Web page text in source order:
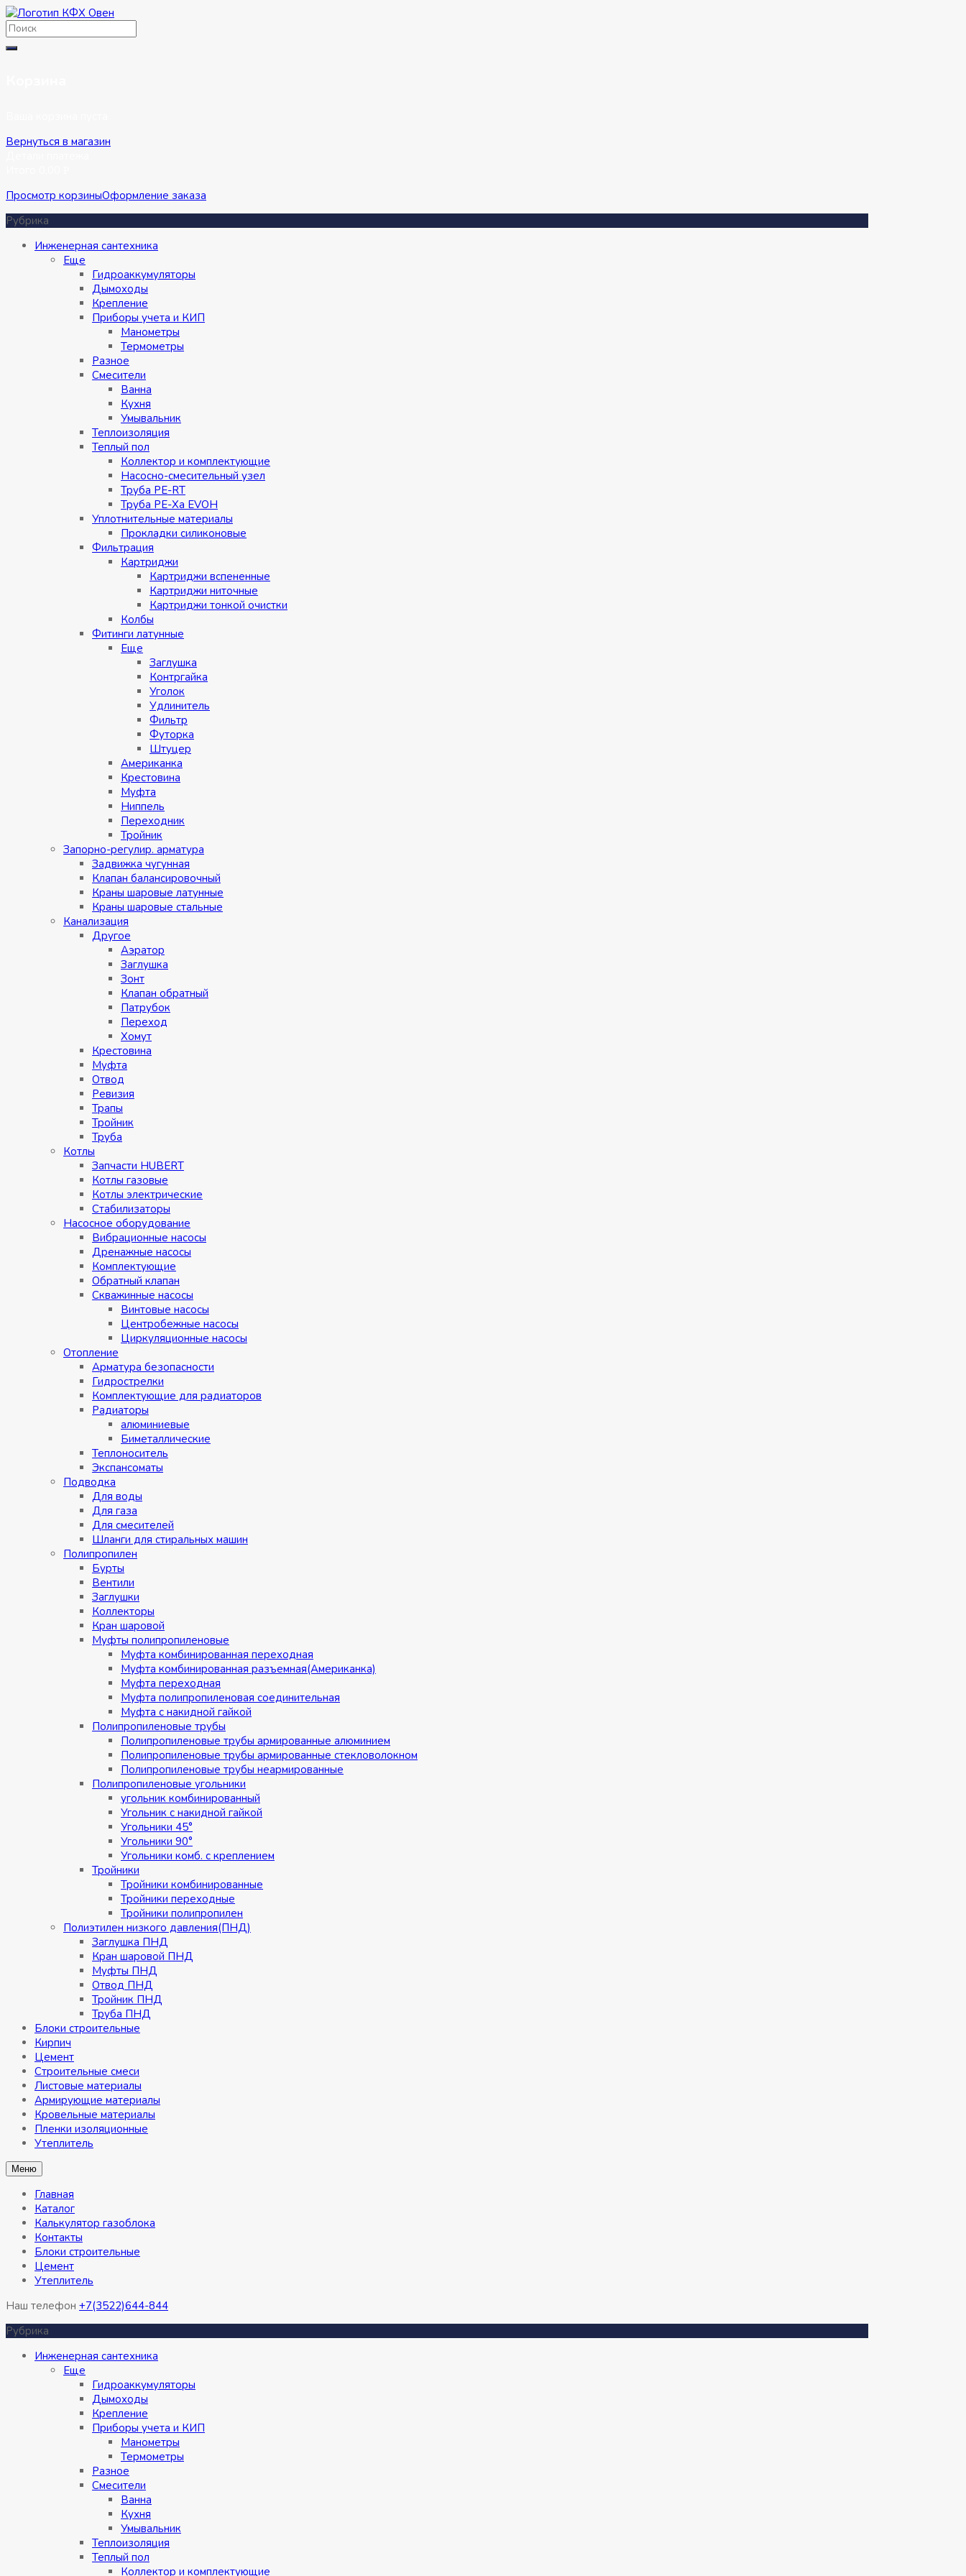
Перейти
к
содержимому
Вернуться в магазин
Просмотр корзиныОформление заказа
Рубрика
Инженерная сантехника
Eще
Гидроаккумуляторы
Дымоходы
Крепление
Приборы учета и КИП
Манометры
Термометры
Разное
Смесители
Ванна
Кухня
Умывальник
Теплоизоляция
Теплый пол
Коллектор и комплектующие
Насосно-смесительный узел
Труба PE-RT
Труба PE-Xa EVOH
Уплотнительные материалы
Прокладки силиконовые
Фильтрация
Картриджи
Картриджи вспененные
Картриджи ниточные
Картриджи тонкой очистки
Колбы
Фитинги латунные
Eщe
Заглушка
Контргайка
Уголок
Удлинитель
Фильтр
Футорка
Штуцер
Американка
Крестовина
Муфта
Ниппель
Переходник
Тройник
Запорно-регулир. арматура
Задвижка чугунная
Клапан балансировочный
Краны шаровые латунные
Краны шаровые стальные
Канализация
Другое
Аэратор
Заглушкa
Зонт
Клапан обратный
Патрубок
Переход
Хомут
Крестовина
Муфтa
Отвод
Ревизия
Трапы
Тройник
Труба
Котлы
Запчасти HUBERT
Котлы газовые
Котлы электрические
Стабилизаторы
Насосное оборудование
Вибрационные насосы
Дренажные насосы
Комплектующие
Обратный клапан
Скважинные насосы
Винтовые насосы
Центробежные насосы
Циркуляционные насосы
Отопление
Арматура безопасности
Гидрострелки
Комплектующие для радиаторов
Радиаторы
алюминиевые
Биметаллические
Теплоноситель
Экспансоматы
Подводка
Для воды
Для газа
Для смесителей
Шланги для стиральных машин
Полипропилен
Бурты
Вентили
Заглушки
Коллекторы
Кран шаровой
Муфты полипропиленовые
Муфта комбинированная переходная
Муфта комбинированная разъемная(Американка)
Муфта переходная
Муфта полипропиленовая соединительная
Муфта с накидной гайкой
Полипропиленовые трубы
Полипропиленовые трубы армированные алюминием
Полипропиленовые трубы армированные стекловолокном
Полипропиленовые трубы неармированные
Полипропиленовые угольники
угольник комбинированный
Угольник с накидной гайкой
Угольники 45°
Угольники 90°
Угольники комб. с креплением
Тройники
Тройники комбинированные
Тройники переходные
Тройники полипропилен
Полиэтилен низкого давления(ПНД)
Заглушка ПНД
Кран шаровой ПНД
Муфты ПНД
Отвод ПНД
Тройник ПНД
Труба ПНД
Блоки строительные
Кирпич
Цемент
Строительные смеси
Листовые материалы
Армирующие материалы
Кровельные материалы
Пленки изоляционные
Утеплитель
Меню
Главная
Каталог
Калькулятор газоблока
Контакты
Блоки строительные
Цемент
Утеплитель
Наш телефон +7(3522)644-844
Рубрика
Инженерная сантехника
Eще
Гидроаккумуляторы
Дымоходы
Крепление
Приборы учета и КИП
Манометры
Термометры
Разное
Смесители
Ванна
Кухня
Умывальник
Теплоизоляция
Теплый пол
Коллектор и комплектующие